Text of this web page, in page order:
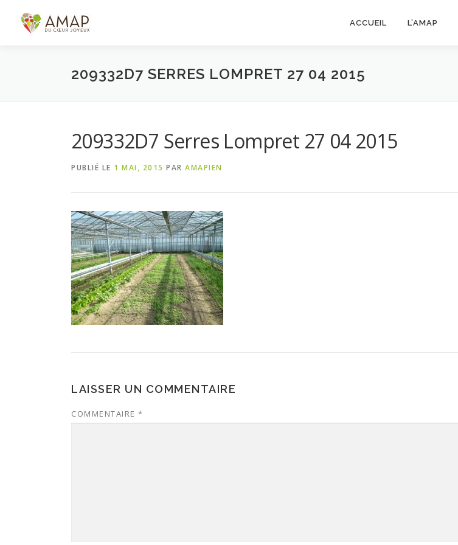
contenu
ACCUEIL L’AMAP
209332D7 SERRES LOMPRET 27 04 2015
209332D7 Serres Lompret 27 04 2015
PUBLIÉ LE 1 MAI, 2015 PAR AMAPIEN
LAISSER UN COMMENTAIRE
COMMENTAIRE *